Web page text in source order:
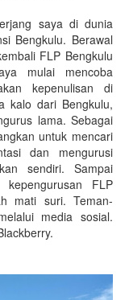
saya di dunia
Bengkulu. Berawal
FLP Bengkulu
mulai mencoba
kepenulisan di
kalo dari Bengkulu,
lama. Sebagai
untuk mencari
dan mengurusi
sendiri. Sampai
kepengurusan FLP
mati suri. Teman-
media sosial.